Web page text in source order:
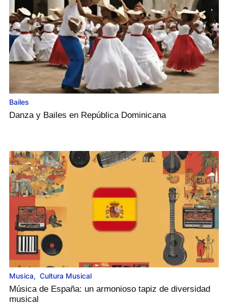
Bailes
Danza y Bailes en República Dominicana
Musica, Cultura Musical
Música de España: un armonioso tapiz de diversidad
musical